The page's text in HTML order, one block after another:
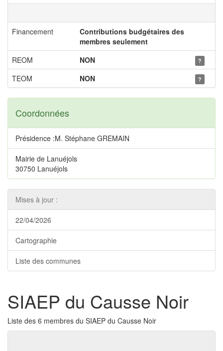
Financement
Contributions budgétaires des
membres seulement
REOM
NON ?
TEOM NON ?
Coordonnées
Présidence :M. Stéphane GREMAIN
Mairie de Lanuéjols
30750 Lanuéjols
Mises à jour :
22/04/2026
Cartographie
Liste des communes
SIAEP du Causse Noir
Liste des 6 membres du SIAEP du Causse Noir